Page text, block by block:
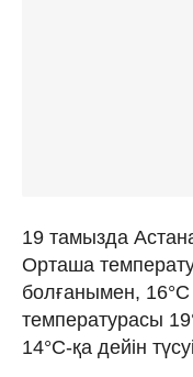
19 тамызда
Орташа
болғанымен, 16°C
температурасы
14°C-қа дейін